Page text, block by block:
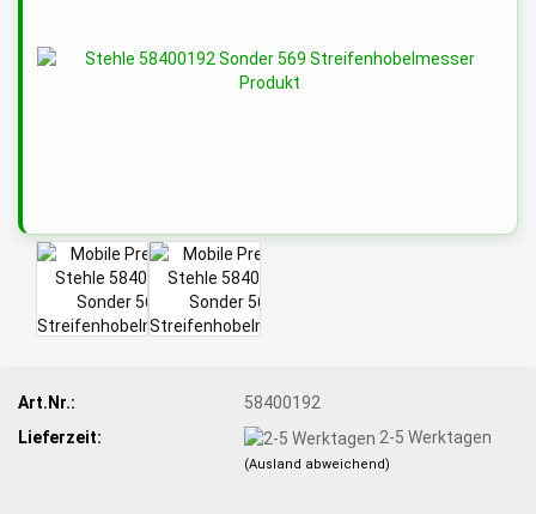
Art.Nr.:
58400192
Lieferzeit:
2-5 Werktagen
(Ausland abweichend)